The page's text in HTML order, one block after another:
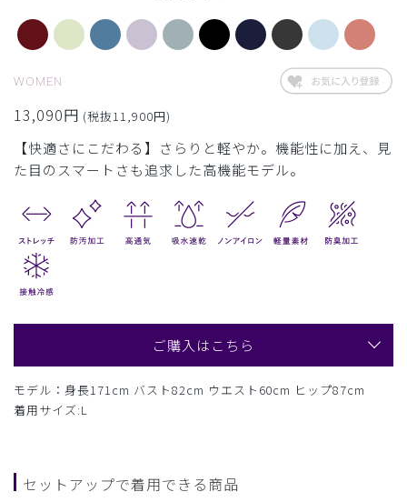
WOMEN
13,090円 (税抜11,900円)
【快適さにこだわる】さらりと軽やか。機能性に加え、見
た目のスマートさも追求した高機能モデル。
ご購入はこちら
モデル：身長171cm バスト82cm ウエスト60cm ヒップ87cm
着用サイズ:L
セットアップで着用できる商品